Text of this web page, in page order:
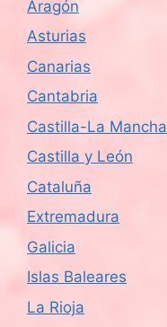
Aragón
Asturias
Canarias
Cantabria
Castilla-La Mancha
Castilla y León
Cataluña
Extremadura
Galicia
Islas Baleares
La Rioja